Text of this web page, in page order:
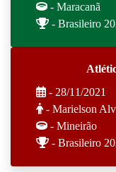
- Maracanã
- Brasileiro
- 28/11/2021
- Marielson
- Mineirão
- Brasileiro